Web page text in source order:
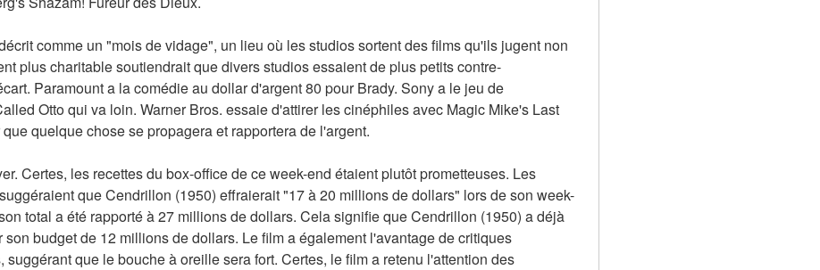
comme un "mois de vidage", un lieu où les studios sortent des films qu'ils jugent non
plus charitable soutiendrait que divers studios essaient de plus petits contre-
Paramount a la comédie au dollar d'argent 80 pour Brady. Sony a le jeu de
Otto qui va loin. Warner Bros. essaie d'attirer les cinéphiles avec Magic Mike's Last
quelque chose se propagera et rapportera de l'argent.
Certes, les recettes du box-office de ce week-end étaient plutôt prometteuses. Les
que Cendrillon (1950) effraierait "17 à 20 millions de dollars" lors de son week-
total a été rapporté à 27 millions de dollars. Cela signifie que Cendrillon (1950) a déjà
son budget de 12 millions de dollars. Le film a également l'avantage de critiques
suggérant que le bouche à oreille sera fort. Certes, le film a retenu l'attention des